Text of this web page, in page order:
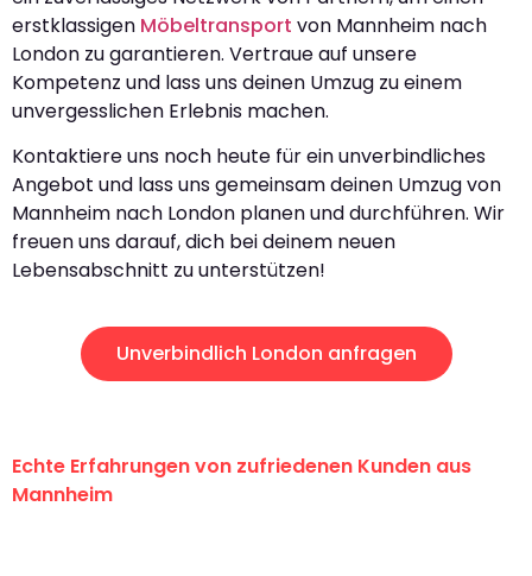
erstklassigen Möbeltransport von Mannheim nach
London zu garantieren. Vertraue auf unsere
Kompetenz und lass uns deinen Umzug zu einem
unvergesslichen Erlebnis machen.
Kontaktiere uns noch heute für ein unverbindliches
Angebot und lass uns gemeinsam deinen Umzug von
Mannheim nach London planen und durchführen. Wir
freuen uns darauf, dich bei deinem neuen
Lebensabschnitt zu unterstützen!
Unverbindlich London anfragen
Echte Erfahrungen von zufriedenen Kunden aus
Mannheim